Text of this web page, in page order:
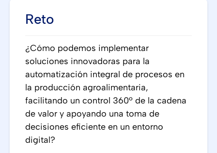
Reto
¿Cómo podemos implementar
soluciones innovadoras para la
automatización integral de procesos en
la producción agroalimentaria,
facilitando un control 360º de la cadena
de valor y apoyando una toma de
decisiones eficiente en un entorno
digital?